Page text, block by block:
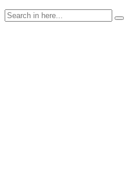
Search
for: